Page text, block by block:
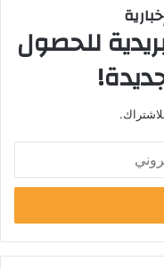
للحصول